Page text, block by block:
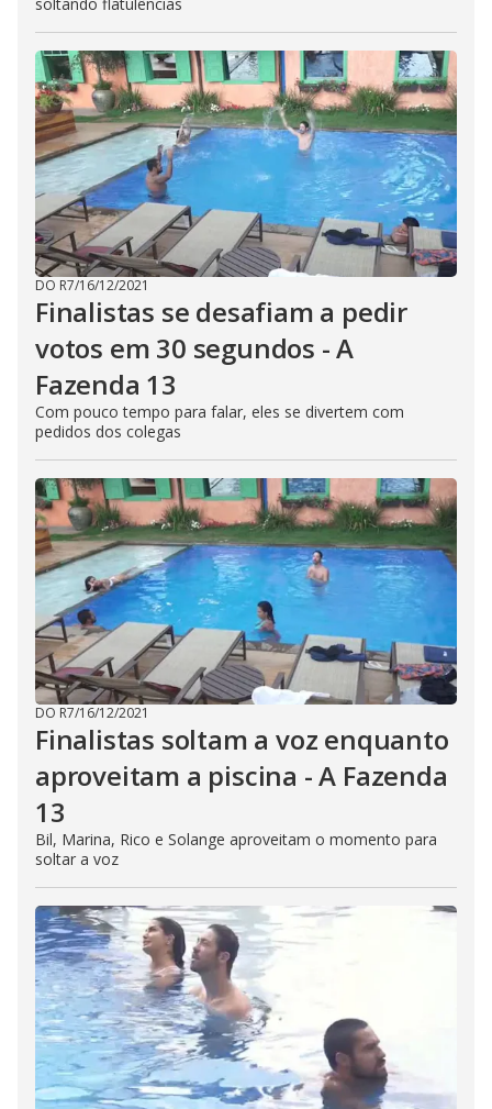
DO R7/16/12/2021
Finalistas se desafiam a pedir
votos em 30 segundos - A
Fazenda 13
Com pouco tempo para falar, eles se divertem com
pedidos dos colegas
DO R7/16/12/2021
Finalistas soltam a voz enquanto
aproveitam a piscina - A Fazenda
13
Bil, Marina, Rico e Solange aproveitam o momento para
soltar a voz